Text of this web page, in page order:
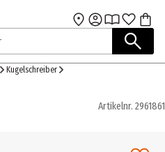
Zum Hauptinhalt
Kugelschreiber
Artikelnr. 2961861